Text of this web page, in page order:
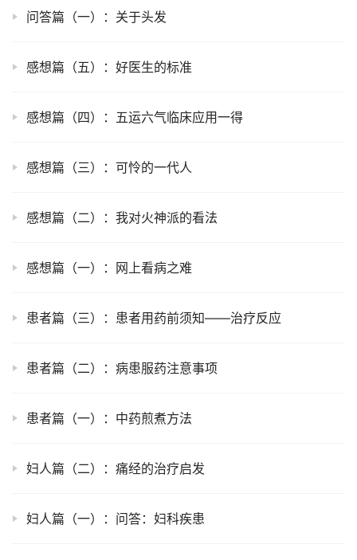
问答篇（一）：关于头发
感想篇（五）：好医生的标准
感想篇（四）：五运六气临床应用一得
感想篇（三）：可怜的一代人
感想篇（二）：我对火神派的看法
感想篇（一）：网上看病之难
患者篇（三）：患者用药前须知——治疗反应
患者篇（二）：病患服药注意事项
患者篇（一）：中药煎煮方法
妇人篇（二）：痛经的治疗启发
妇人篇（一）：问答：妇科疾患